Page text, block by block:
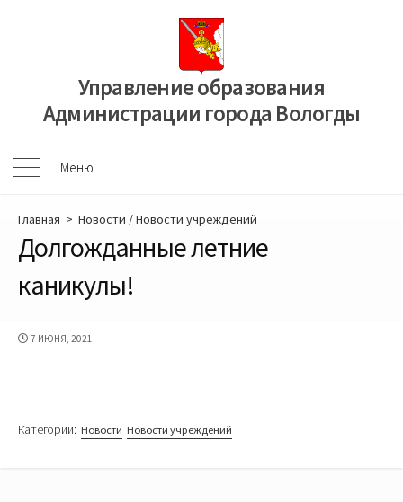
Управление образования
Администрации города Вологды
Меню
Меню
Главная > Новости /Новости учреждений
Долгожданные летние
каникулы!
ДАТА
7 ИЮНЯ, 2021
Категории: Новости Новости учреждений